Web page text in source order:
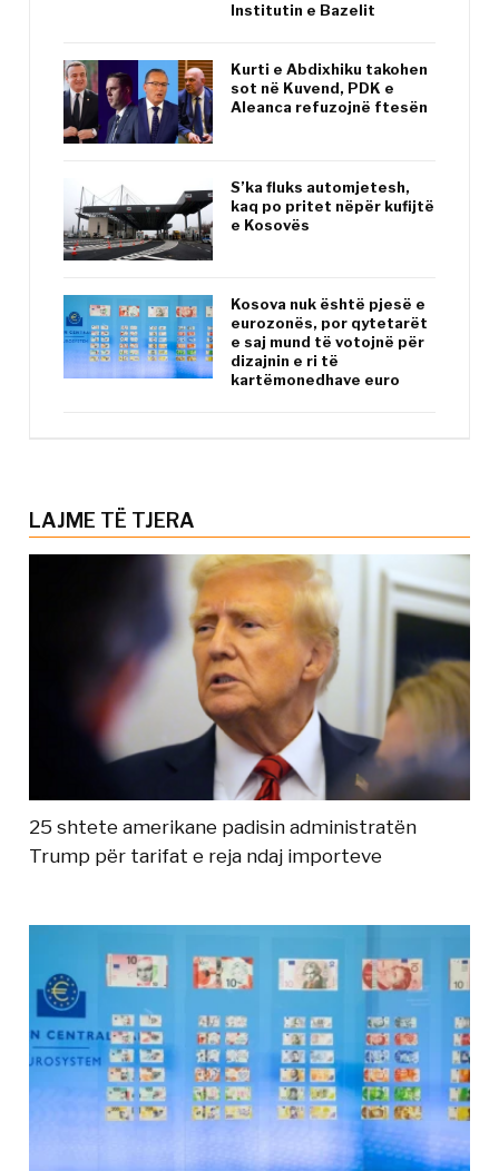
Institutin e Bazelit
Kurti e Abdixhiku takohen
sot në Kuvend, PDK e
Aleanca refuzojnë ftesën
S’ka fluks automjetesh,
kaq po pritet nëpër kufijtë
e Kosovës
Kosova nuk është pjesë e
eurozonës, por qytetarët
e saj mund të votojnë për
dizajnin e ri të
kartëmonedhave euro
LAJME TË TJERA
25 shtete amerikane padisin administratën
Trump për tarifat e reja ndaj importeve